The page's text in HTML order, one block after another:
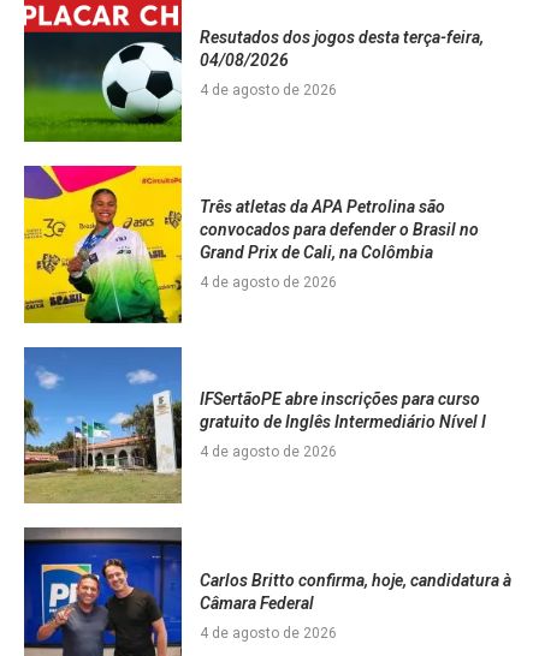
Resutados dos jogos desta terça-feira,
04/08/2026
4 de agosto de 2026
Três atletas da APA Petrolina são
convocados para defender o Brasil no
Grand Prix de Cali, na Colômbia
4 de agosto de 2026
IFSertãoPE abre inscrições para curso
gratuito de Inglês Intermediário Nível I
4 de agosto de 2026
Carlos Britto confirma, hoje, candidatura à
Câmara Federal
4 de agosto de 2026